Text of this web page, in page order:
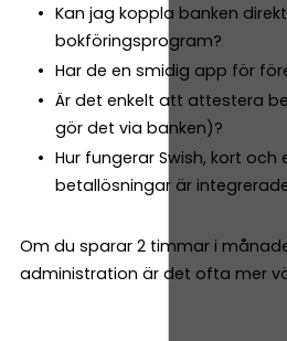
Kan jag koppla banken
bokföringsprogram?
Har de en smidig app för
Är det enkelt att attestera
gör det via banken)?
Hur fungerar Swish, kort och
betallösningar är
Om du sparar 2 timmar i
administration är det ofta mer